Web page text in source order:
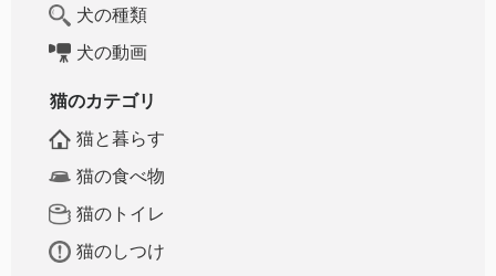
犬の種類
犬の動画
猫のカテゴリ
猫と暮らす
猫の食べ物
猫のトイレ
猫のしつけ